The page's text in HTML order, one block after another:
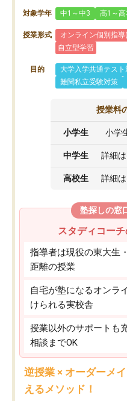
対象学年 中1～中3 高1～高
授業形式 オンライン個別指導
自立型学習
目的 大学入学共通テスト
難関私立受験対策
授業料
小学生 小学
中学生 詳細
高校生 詳細
塾探しの窓
スタディコー
指導者は現役の東大生
距離の授業
自宅が塾になるオンラ
けられる実校舎
授業以外のサポートも
相談までOK
逆授業 × オーダーメ
えるメソッド！